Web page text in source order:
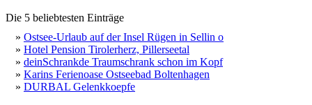
Die 5 beliebtesten Einträge
» Ostsee-Urlaub auf der Insel Rügen in Sellin o
» Hotel Pension Tirolerherz, Pillerseetal
» deinSchrankde Traumschrank schon im Kopf
» Karins Ferienoase Ostseebad Boltenhagen
» DURBAL Gelenkkoepfe